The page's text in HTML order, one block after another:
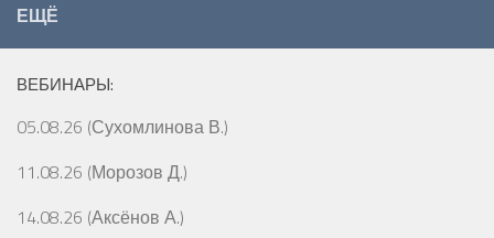
ЕЩЁ
ВЕБИНАРЫ:
05.08.26 (Сухомлинова В.)
11.08.26 (Морозов Д.)
14.08.26 (Аксёнов А.)